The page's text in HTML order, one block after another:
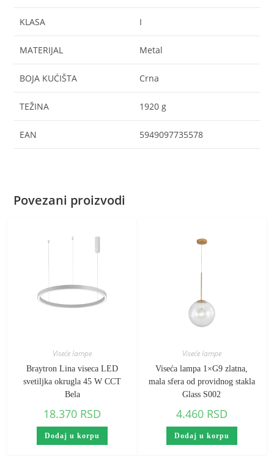
KLASA I
MATERIJAL Metal
BOJA KUĆIŠTA Crna
TEŽINA 1920 g
EAN 5949097735578
Povezani proizvodi
Viseće lampe
Braytron Lina viseca LED
svetiljka okrugla 45 W CCT
Bela
18.370 RSD
Dodaj u korpu
Viseće lampe
Viseća lampa 1×G9 zlatna,
mala sfera od providnog stakla
Glass S002
4.460 RSD
Dodaj u korpu